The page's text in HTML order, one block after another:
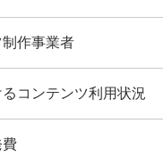
作事業者
コンテンツ利用状況
費